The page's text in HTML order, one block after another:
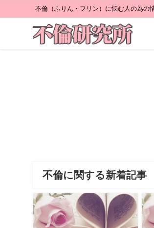
不倫（ふりん・フリン）に悩む人の為の
不倫に関する新着記事